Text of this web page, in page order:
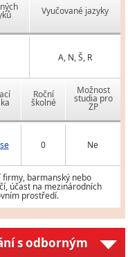
Vyučované jazyky
A, N, Š, R
Roční
školné
Možnost
studia pro
ZP
0 Ne
barmanský nebo
účast na mezinárodních
prostředí.
s odborným